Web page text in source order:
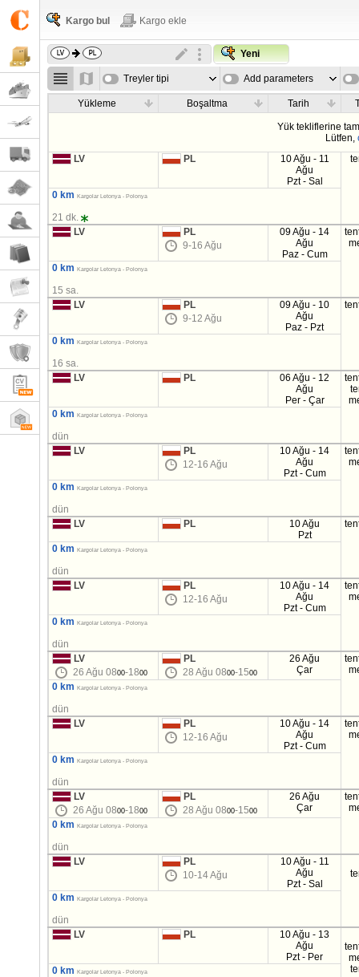
Kargo bul Kargo ekle
Yeni
Treyler tipi Add parameters
Yükleme Boşaltma Tarih
Yük tekliflerine
Lütfen,
LV
PL
10 Ağu - 11
Ağu
Pzt - Sal
0 km Kargolar Letonya - Polonya
21 dk.
LV
PL
9-16 Ağu
09 Ağu - 14
Ağu
Paz - Cum
0 km Kargolar Letonya - Polonya
15 sa.
LV
PL
9-12 Ağu
09 Ağu - 10
Ağu
Paz - Pzt
0 km Kargolar Letonya - Polonya
16 sa.
LV
PL
06 Ağu - 12
Ağu
Per - Çar
0 km
Kargolar Letonya - Polonya
dün
LV
PL
12-16 Ağu
10 Ağu - 14
Ağu
Pzt - Cum
0 km Kargolar Letonya - Polonya
dün
LV
PL
10 Ağu
Pzt
0 km Kargolar Letonya - Polonya
dün
LV
PL
12-16 Ağu
10 Ağu - 14
Ağu
Pzt - Cum
0 km Kargolar Letonya - Polonya
dün
LV
26 Ağu 0800-1800
PL
28 Ağu 0800-1500
26 Ağu
Çar
0 km
Kargolar Letonya - Polonya
dün
LV
PL
12-16 Ağu
10 Ağu - 14
Ağu
Pzt - Cum
0 km Kargolar Letonya - Polonya
dün
LV
26 Ağu 0800-1800
PL
28 Ağu 0800-1500
26 Ağu
Çar
0 km
Kargolar Letonya - Polonya
dün
LV
PL
10-14 Ağu
10 Ağu - 11
Ağu
Pzt - Sal
0 km Kargolar Letonya - Polonya
dün
LV
PL
10 Ağu - 13
Ağu
Pzt - Per
0 km Kargolar Letonya - Polonya